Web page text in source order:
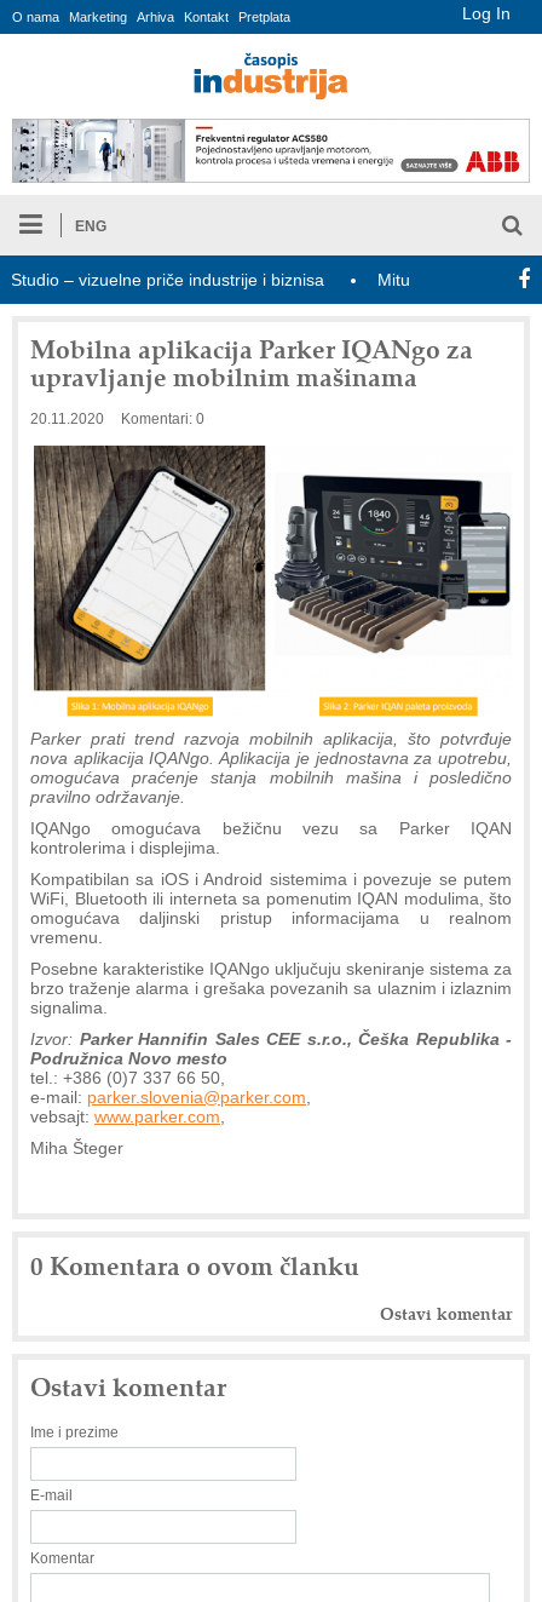
Log In
O nama Marketing Arhiva Kontakt Pretplata
ENG
– vizuelne priče industrije i biznisa Mitutoyo Crysta-Apex V
Mobilna aplikacija Parker IQANgo za
upravljanje mobilnim mašinama
20.11.2020 Komentari: 0
Parker prati trend razvoja mobilnih aplikacija, što potvrđuje
nova aplikacija IQANgo. Aplikacija je jednostavna za upotrebu,
omogućava praćenje stanja mobilnih mašina i posledično
pravilno održavanje.
IQANgo omogućava bežičnu vezu sa Parker IQAN
kontrolerima i displejima.
Kompatibilan sa iOS i Android sistemima i povezuje se putem
WiFi, Bluetooth ili interneta sa pomenutim IQAN modulima, što
omogućava daljinski pristup informacijama u realnom
vremenu.
Posebne karakteristike IQANgo uključuju skeniranje sistema za
brzo traženje alarma i grešaka povezanih sa ulaznim i izlaznim
signalima.
Izvor: Parker Hannifin Sales CEE s.r.o., Češka Republika -
Podružnica Novo mesto
tel.: +386 (0)7 337 66 50,
e-mail: parker.slovenia@parker.com
vebsajt: www.parker.com
Miha Šteger
0 Komentara o ovom članku
Ostavi komentar
Ostavi komentar
Ime i prezime
E-mail
Komentar